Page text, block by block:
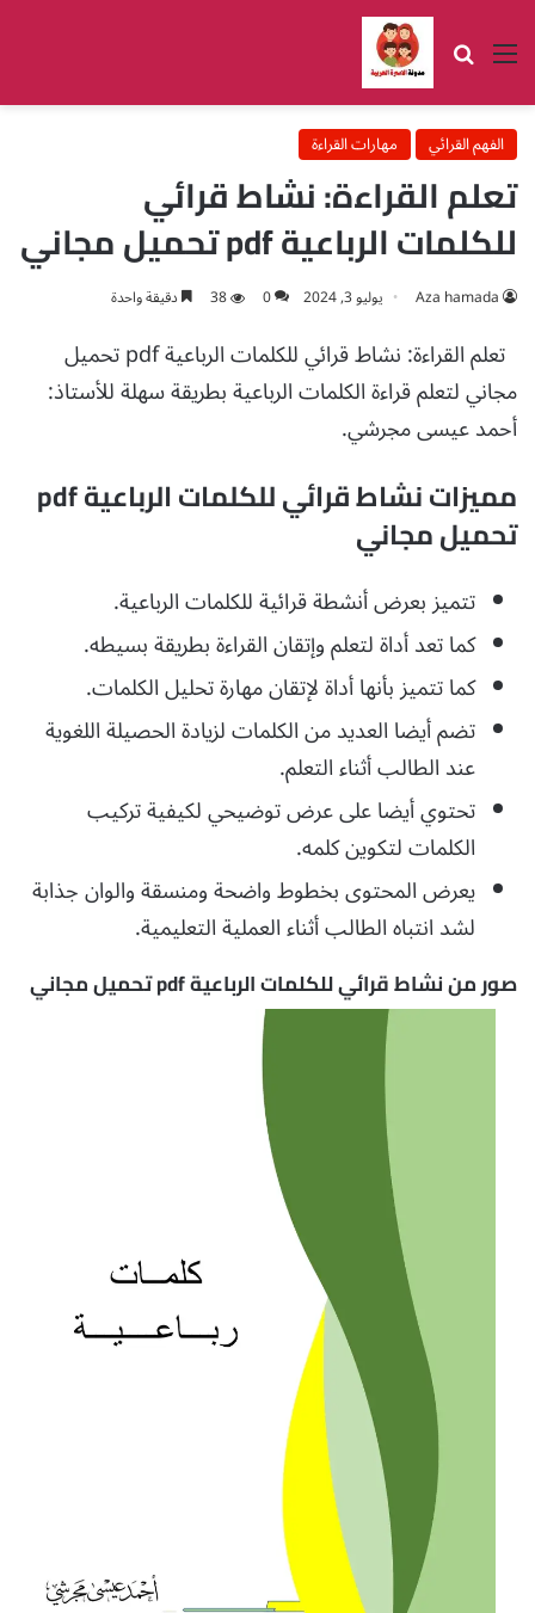
القائمة بحث عن
الفهم القرائي مهارات القراءة
تعلم القراءة: نشاط قرائي
للكلمات الرباعية pdf تحميل مجاني
Aza hamada يوليو 3, 2024 0
38 دقيقة واحدة
تعلم القراءة: نشاط قرائي للكلمات الرباعية pdf تحميل
مجاني لتعلم قراءة الكلمات الرباعية بطريقة سهلة للأستاذ:
أحمد عيسى مجرشي.
مميزات نشاط قرائي للكلمات الرباعية pdf
تحميل مجاني
تتميز بعرض أنشطة قرائية للكلمات الرباعية.
كما تعد أداة لتعلم وإتقان القراءة بطريقة بسيطه.
كما تتميز بأنها أداة لإتقان مهارة تحليل الكلمات.
تضم أيضا العديد من الكلمات لزيادة الحصيلة اللغوية
عند الطالب أثناء التعلم.
تحتوي أيضا على عرض توضيحي لكيفية تركيب
الكلمات لتكوين كلمه.
يعرض المحتوى بخطوط واضحة ومنسقة والوان جذابة
لشد انتباه الطالب أثناء العملية التعليمية.
صور من نشاط قرائي للكلمات الرباعية pdf تحميل مجاني